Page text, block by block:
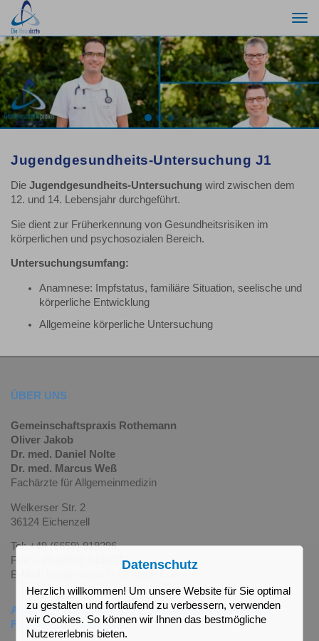
Previous
Jugendgesundheits-Untersuchung J1
Die Jugendgesundheits-Untersuchung wird zwischen dem
12. und 14. Lebensjahr durchgeführt.
Sie dient zur Früherkennung von Gesundheitsrisiken im
körperlichen und psychosozialen Bereich.
Untersuchungsumfang:
Anamnese: Impfstatus, familiäre Situation, seelische und
körperliche Entwicklung
Allgemeine körperliche Untersuchung
ÜBER UNS
Gemeinschaftspraxis Rothemann
Oliver Jakob
Dr. med. Daniel Nolte
Dr. med. Marcus Weß
Fachärzte für Allgemeinmedizin
Welkerser Str. 2
36124 Eichenzell
Tel: +49 (6659) 919296
Fax: +49 (6659) 918807
E-Mail: info@hausarzt-eichenzell.de
AUSBILDUNGSPRAXIS DER GOETHE UNIVERSITÄT
FRANKFURT AM MAIN.
Datenschutz
Herzlich willkommen! Um unsere Website für Sie optimal
zu gestalten und fortlaufend zu verbessern, verwenden
wir Cookies. So können wir Ihnen das bestmögliche
Nutzererlebnis bieten.